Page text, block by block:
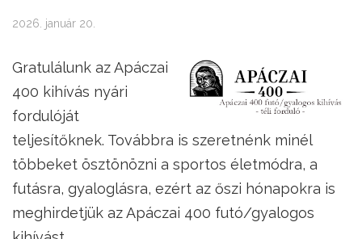
2026. január 20.
Gratulálunk az Apáczai
400 kihívás nyári
fordulóját
teljesítőknek. Továbbra is szeretnénk minél
többeket ösztönözni a sportos életmódra, a
futásra, gyaloglásra, ezért az őszi hónapokra is
meghirdetjük az Apáczai 400 futó/gyalogos